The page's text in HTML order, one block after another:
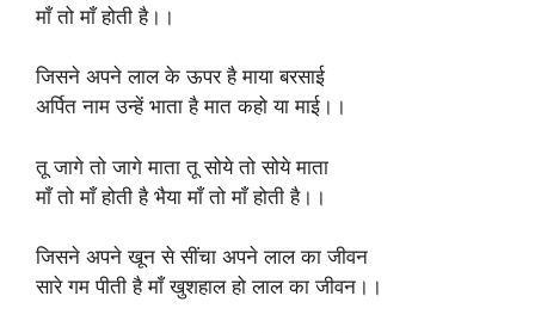
माँ तो माँ होती है।।
जिसने अपने लाल के ऊपर है माया बरसाई
अर्पित नाम उन्हें भाता है मात कहो या माई।।
तू जागे तो जागे माता तू सोये तो सोये माता
माँ तो माँ होती है भैया माँ तो माँ होती है।।
जिसने अपने खून से सींचा अपने लाल का जीवन
सारे गम पीती है माँ खुशहाल हो लाल का जीवन।।